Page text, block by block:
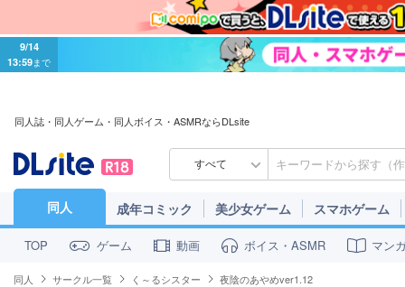
9/14
13:59まで
同人誌・同人ゲーム・同人ボイス・ASMRならDLsite
すべて
同人 成年コミック 美少女ゲーム スマホゲーム
TOP ゲーム 動画 ボイス・ASMR マン
同人 サークル一覧 く～るシスター 夜陰のあやめver1.12